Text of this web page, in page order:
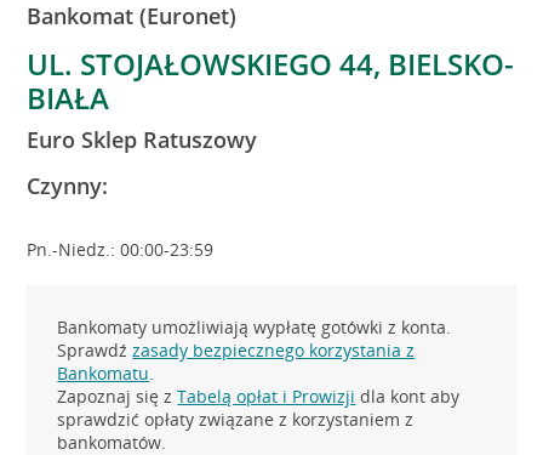
Bankomat (Euronet)
UL. STOJAŁOWSKIEGO 44, BIELSKO-
BIAŁA
Euro Sklep Ratuszowy
Czynny:
Pn.-Niedz.: 00:00-23:59
Bankomaty umożliwiają wypłatę gotówki z konta.
Sprawdźzasady bezpiecznego korzystania z
Bankomatu.
Zapoznaj się zTabelą opłat i Prowizji dla kont aby
sprawdzić opłaty związane z korzystaniem z
bankomatów.